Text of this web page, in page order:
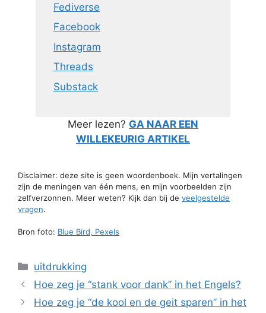
Fediverse
Facebook
Instagram
Threads
Substack
Meer lezen? GA NAAR EEN
WILLEKEURIG ARTIKEL
Disclaimer: deze site is geen woordenboek. Mijn vertalingen
zijn de meningen van één mens, en mijn voorbeelden zijn
zelfverzonnen. Meer weten? Kijk dan bij de veelgestelde
vragen.
Bron foto: Blue Bird, Pexels
Categorieën
uitdrukking
Hoe zeg je “stank voor dank” in het Engels?
Hoe zeg je “de kool en de geit sparen” in het